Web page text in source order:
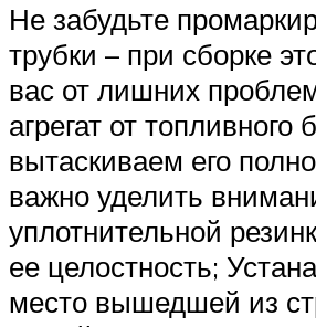
Не забудьте
трубки – при сборке
вас от лишних
агрегат от топливного
вытаскиваем его
важно уделить
уплотнительной
ее целостность;
место вышедшей из